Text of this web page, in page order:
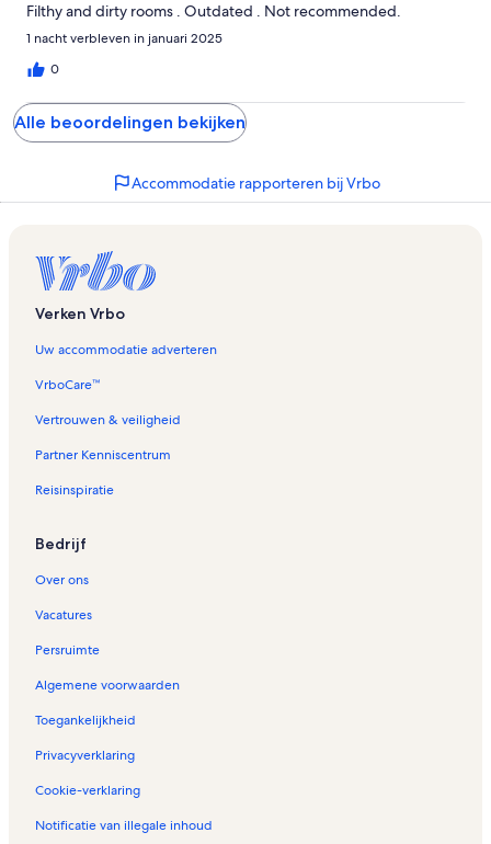
Filthy and dirty rooms . Outdated . Not recommended.
1 nacht verbleven in januari 2025
0
Alle beoordelingen bekijken
Accommodatie rapporteren bij Vrbo
Verken Vrbo
Uw accommodatie adverteren
VrboCare™
Vertrouwen & veiligheid
Partner Kenniscentrum
Reisinspiratie
Bedrijf
Over ons
Vacatures
Persruimte
Algemene voorwaarden
Toegankelijkheid
Privacyverklaring
Cookie-verklaring
Notificatie van illegale inhoud